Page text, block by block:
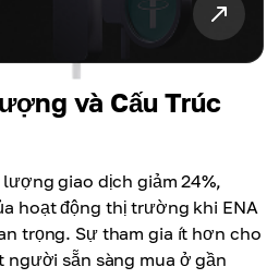
và Cấu Trúc
giao dịch giảm 24%,
hoạt động thị trường khi ENA
trọng. Sự tham gia ít hơn cho
sẵn sàng mua ở gần